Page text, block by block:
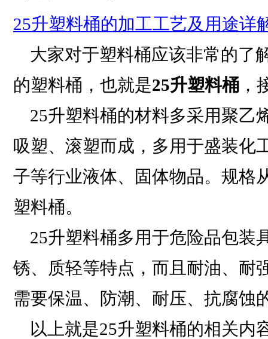
25升塑料桶的加工工艺及用途详
大家对于塑料桶应该非常的了
的塑料桶，也就是25升塑料桶 ，
25升塑料桶的材料多采用聚乙
吸塑、滚塑而成，多用于盛装化
子等行业液体、固体物品。规格
塑料桶。
25升塑料桶多用于危险品包装
锈、质轻等特点，而且耐油、耐
需要保温、防潮、耐压、抗腐
以上就是25升塑料桶的相关内